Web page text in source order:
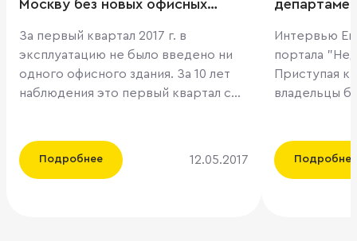
Москву без новых офисных
За первый квартал 2017 г. в
эксплуатацию не было введено ни
одного офисного здания. За 10 лет
наблюдения это первый квартал с
компании ILM. Сроки по всем
объектам, заявленным к вводу в
Подробнее 12.05.2017
дешевой
Интервью
портала
Приступая к
владельцы
относясь
непростой
Подробнее